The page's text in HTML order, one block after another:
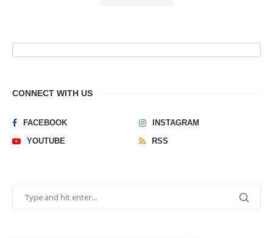
CONNECT WITH US
FACEBOOK
INSTAGRAM
YOUTUBE
RSS